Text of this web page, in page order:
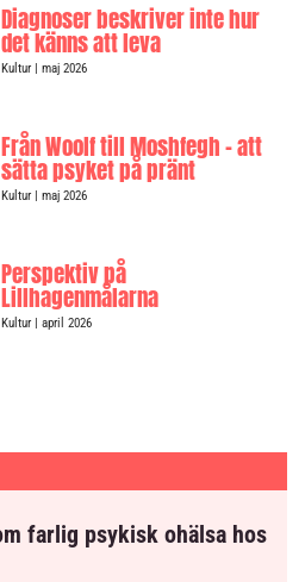
Diagnoser beskriver inte hur
det känns att leva
Kultur| maj 2026
Från Woolf till Moshfegh – att
sätta psyket på pränt
Kultur| maj 2026
Perspektiv på
Lillhagenmålarna
Kultur| april 2026
farlig psykisk ohälsa hos